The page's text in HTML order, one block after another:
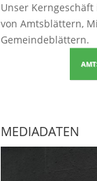
Unser
von Amtsblättern,
Gemeindeblättern.
MEDIADATEN